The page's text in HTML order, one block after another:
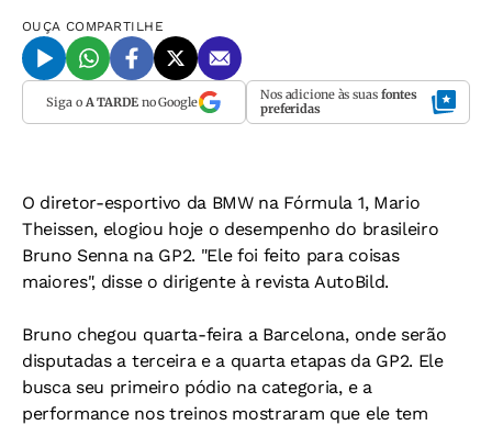
OUÇA COMPARTILHE
Siga o A TARDEno Google Nos adicione às suas fontes
preferidas
O diretor-esportivo da BMW na Fórmula 1, Mario
Theissen, elogiou hoje o desempenho do brasileiro
Bruno Senna na GP2. "Ele foi feito para coisas
maiores", disse o dirigente à revista AutoBild.
Bruno chegou quarta-feira a Barcelona, onde serão
disputadas a terceira e a quarta etapas da GP2. Ele
busca seu primeiro pódio na categoria, e a
performance nos treinos mostraram que ele tem